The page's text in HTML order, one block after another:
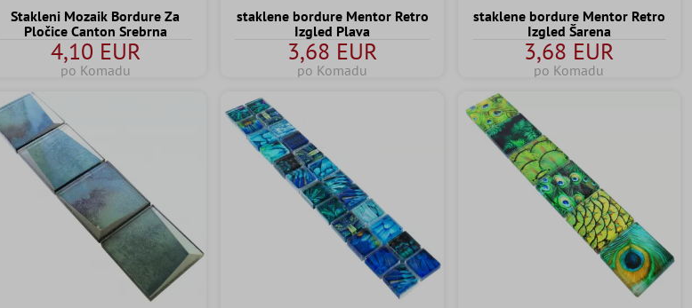
Stakleni Mozaik Bordure Za
Pločice Canton Srebrna
4,10 EUR
po Komadu
staklene bordure Mentor Retro
Izgled Plava
3,68 EUR
po Komadu
staklene bordure Mentor Retro
Izgled Šarena
3,68 EUR
po Komadu